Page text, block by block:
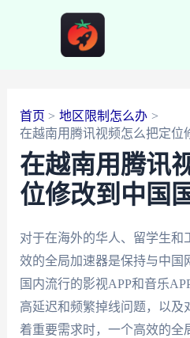
首页
地区限制怎么办
在越南用腾讯视频怎么把定位
在越南用腾讯
位修改到中国
对于在海外的华人、留学生和
效的全局加速器是保持与中国
国内流行的影视APP和音乐
高延迟和频繁掉线问题，以及
着重要需求时，一个高效的全